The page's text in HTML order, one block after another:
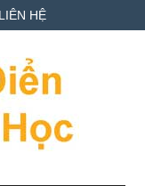
LIÊN HỆ